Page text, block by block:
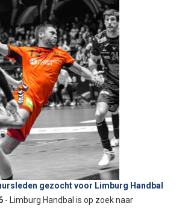
gezocht voor Limburg Handbal
- Limburg Handbal is op zoek naar